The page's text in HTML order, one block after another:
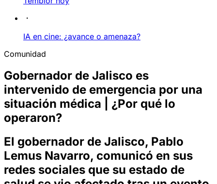
IA en cine: ¿avance o amenaza?
Comunidad
Gobernador de Jalisco es
intervenido de emergencia por una
situación médica | ¿Por qué lo
operaron?
El gobernador de Jalisco, Pablo
Lemus Navarro, comunicó en sus
redes sociales que su estado de